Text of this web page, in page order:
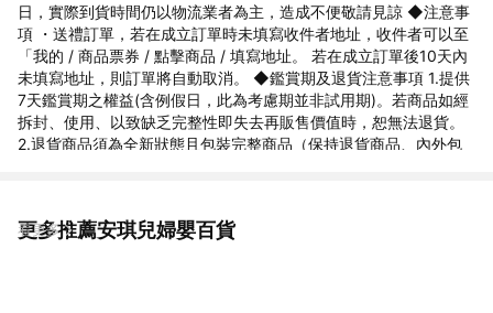
日，實際到貨時間仍以物流業者為主，造成不便敬請見諒 ◆注意事
項 ・送禮訂單，若在成立訂單時未填寫收件者地址，收件者可以至
「我的 / 商品票券 / 點擊商品 / 填寫地址。 若在成立訂單後10天內
未填寫地址，則訂單將自動取消。 ◆鑑賞期及退貨注意事項 1.提供
7天鑑賞期之權益(含例假日，此為考慮期並非試用期)。若商品如經
拆封、使用、以致缺乏完整性即失去再販售價值時，恕無法退貨。
2.退貨商品須為全新狀態且包裝完整商品（保持退貨商品、內外包
裝上黏貼紙張或書寫文字，來做寄送。若原盒內所有物品有損壞或
更多推薦安琪兒婦嬰百貨
看更多